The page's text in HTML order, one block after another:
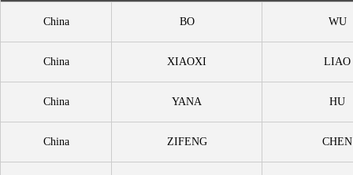
China BO WU
China XIAOXI LIAO
China YANA HU
China ZIFENG CHEN